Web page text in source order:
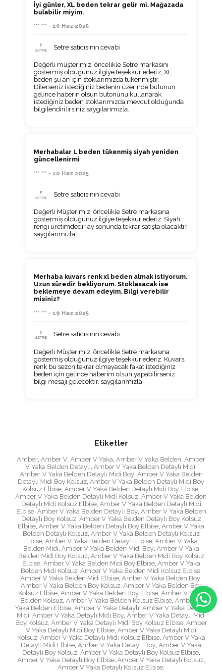
İyi günler, XL beden tekrar gelir mi. Mağazada
bulabilir miyim.
*** *** - 10 Haz 2025
Setre satıcısının cevabı
Değerli müşterimiz, öncelikle Setre markasını
göstermiş olduğunuz ilgiye teşekkür ederiz, XL
beden şu an için stoklarımızda tükenmiştir.
Dilerseniz istediğiniz bedenin üzerinde bulunun
gelince haberin olsun butonunu kullanarak
istediğiniz beden stoklarımızda mevcut olduğunda
bilgilendirilirsiniz saygılarımızla.
Merhabalar L beden tükenmiş siyah yeniden
güncellenirmi
*** *** - 10 Haz 2025
Setre satıcısının cevabı
Değerli Müşterimiz, öncelikle Setre markasına
göstermiş olduğunuz ilgiye teşekkür ederiz. Siyah
rengi üretimdedir ay sonunda tekrar satışta olacaktır.
saygılarımızla,
Merhaba kuvars renk xl beden almak istiyorum.
Uzun süredir bekliyorum. Stoklasacak ise
beklemeye devam edeyim. Bilgi verebilir
misiniz?
*** *** - 19 Haz 2025
Setre satıcısının cevabı
Değerli Müşterimiz, öncelikle Setre markasına
göstermiş olduğunuz ilgiye teşekkür ederiz. Kuvars
renk bu sezon tekrar olmayacak fakat istediğiniz
beden için gelince haberim olsun yapabilirseniz
bilgi mesajı gelecektir. saygılarımızla,
Etiketler
Amber, Amber V, Amber V Yaka, Amber V Yaka Belden, Amber
V Yaka Belden Detaylı, Amber V Yaka Belden Detaylı Midi,
Amber V Yaka Belden Detaylı Midi Boy, Amber V Yaka Belden
Detaylı Midi Boy Kolsuz, Amber V Yaka Belden Detaylı Midi Boy
Kolsuz Elbise, Amber V Yaka Belden Detaylı Midi Boy Elbise,
Amber V Yaka Belden Detaylı Midi Kolsuz, Amber V Yaka Belden
Detaylı Midi Kolsuz Elbise, Amber V Yaka Belden Detaylı Midi
Elbise, Amber V Yaka Belden Detaylı Boy, Amber V Yaka Belden
Detaylı Boy Kolsuz, Amber V Yaka Belden Detaylı Boy Kolsuz
Elbise, Amber V Yaka Belden Detaylı Boy Elbise, Amber V Yaka
Belden Detaylı Kolsuz, Amber V Yaka Belden Detaylı Kolsuz
Elbise, Amber V Yaka Belden Detaylı Elbise, Amber V Yaka
Belden Midi, Amber V Yaka Belden Midi Boy, Amber V Yaka
Belden Midi Boy Kolsuz, Amber V Yaka Belden Midi Boy Kolsuz
Elbise, Amber V Yaka Belden Midi Boy Elbise, Amber V Yaka
Belden Midi Kolsuz, Amber V Yaka Belden Midi Kolsuz Elbise,
Amber V Yaka Belden Midi Elbise, Amber V Yaka Belden Boy,
Amber V Yaka Belden Boy Kolsuz, Amber V Yaka Belden Boy
Kolsuz Elbise, Amber V Yaka Belden Boy Elbise, Amber V Yaka
Belden Kolsuz, Amber V Yaka Belden Kolsuz Elbise, Amber V
Yaka Belden Elbise, Amber V Yaka Detaylı, Amber V Yaka Detaylı
Midi, Amber V Yaka Detaylı Midi Boy, Amber V Yaka Detaylı Midi
Boy Kolsuz, Amber V Yaka Detaylı Midi Boy Kolsuz Elbise, Amber
V Yaka Detaylı Midi Boy Elbise, Amber V Yaka Detaylı Midi
Kolsuz, Amber V Yaka Detaylı Midi Kolsuz Elbise, Amber V Yaka
Detaylı Midi Elbise, Amber V Yaka Detaylı Boy, Amber V Yaka
Detaylı Boy Kolsuz, Amber V Yaka Detaylı Boy Kolsuz Elbise,
Amber V Yaka Detaylı Boy Elbise, Amber V Yaka Detaylı Kolsuz,
Amber V Yaka Detaylı Kolsuz Elbise,